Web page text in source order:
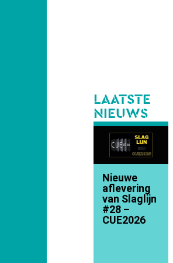
LAATSTE
NIEUWS
Nieuwe
aflevering
van Slaglijn
#28 –
CUE2026